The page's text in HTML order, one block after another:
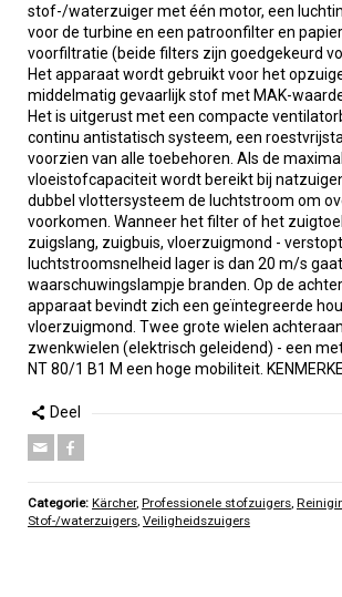
stof-/waterzuiger met één motor, een
voor de turbine en een patroonfilter en
voorfiltratie (beide filters zijn goedgekeurd
Het apparaat wordt gebruikt voor het
middelmatig gevaarlijk stof met MAK-
Het is uitgerust met een compacte
continu antistatisch systeem, een
voorzien van alle toebehoren. Als de
vloeistofcapaciteit wordt bereikt bij
dubbel vlottersysteem de luchtstroom om
voorkomen. Wanneer het filter of het
zuigslang, zuigbuis, vloerzuigmond -
luchtstroomsnelheid lager is dan 20 m/s
waarschuwingslampje branden. Op de
apparaat bevindt zich een geïntegreerde
vloerzuigmond. Twee grote wielen
zwenkwielen (elektrisch geleidend) - een
NT 80/1 B1 M een hoge mobiliteit.
Deel
Categorie: Kärcher, Professionele stofzuigers,
Stof-/waterzuigers, Veiligheidszuigers